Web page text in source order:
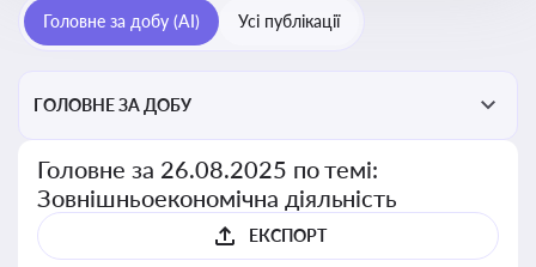
Головне за добу (AI) Усі публікації
ГОЛОВНЕ ЗА ДОБУ
Головне за 26.08.2025 по темі:
Зовнішньоекономічна діяльність
ЕКСПОРТ